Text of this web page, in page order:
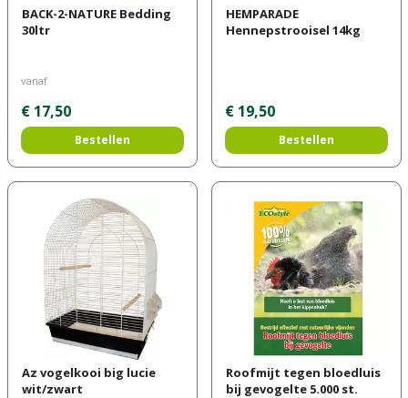
BACK-2-NATURE Bedding
30ltr
vanaf
€ 17,50
Bestellen
HEMPARADE
Hennepstrooisel 14kg
€ 19,50
Bestellen
Az vogelkooi big lucie
wit/zwart
Roofmijt tegen bloedluis
bij gevogelte 5.000 st.